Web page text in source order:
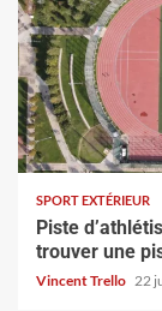
SPORT EXTÉRIEUR
Piste
trouver une
Vincent Trello 22